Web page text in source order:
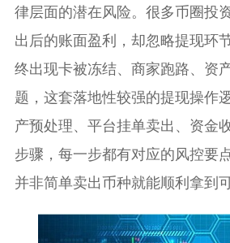
律层面的潜在风险。很多币圈投
出后的账面盈利，却忽略提现环
终出现卡被冻结、商家跑路、资
题，这套落地性较强的提现操作
产预处理、平台挂单卖出、资金
步骤，每一步都有对应的风控要
并非简单卖出币种就能顺利拿到